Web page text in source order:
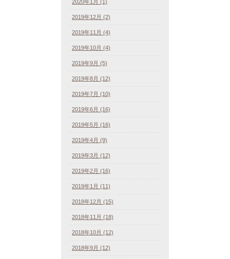
2020年1月 (1)
2019年12月 (2)
2019年11月 (4)
2019年10月 (4)
2019年9月 (5)
2019年8月 (12)
2019年7月 (10)
2019年6月 (16)
2019年5月 (16)
2019年4月 (9)
2019年3月 (12)
2019年2月 (16)
2019年1月 (11)
2018年12月 (15)
2018年11月 (18)
2018年10月 (12)
2018年9月 (12)